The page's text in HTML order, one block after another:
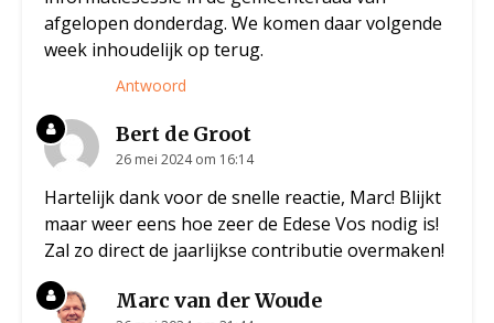
afgelopen donderdag. We komen daar volgende
week inhoudelijk op terug.
Antwoord
Bert de Groot
26 mei 2024 om 16:14
Hartelijk dank voor de snelle reactie, Marc! Blijkt
maar weer eens hoe zeer de Edese Vos nodig is!
Zal zo direct de jaarlijkse contributie overmaken!
Marc van der Woude